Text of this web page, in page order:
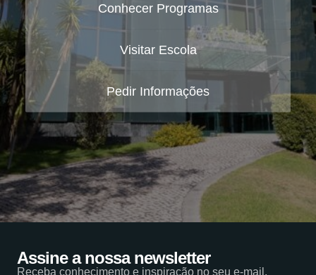
Conhecer Programas
Visitar Escola
Pedir Informações
Assine a nossa newsletter
Receba conhecimento e inspiração no seu e-mail.